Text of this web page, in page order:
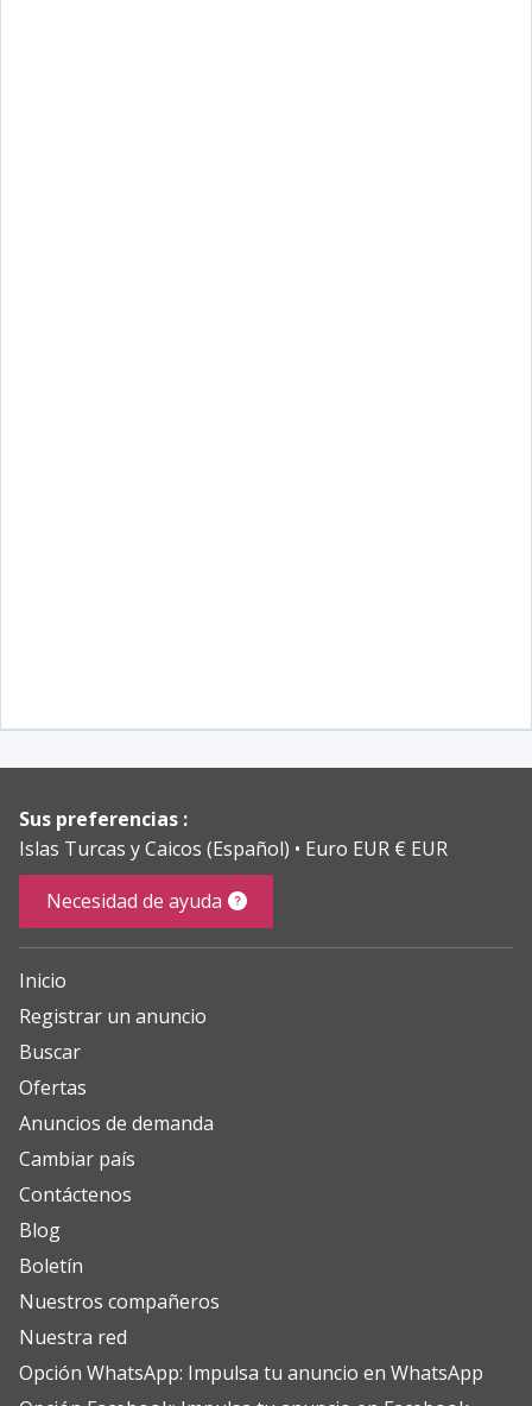
Sus preferencias :
Islas Turcas y Caicos (Español)
Euro EUR € EUR
Necesidad de ayuda
Inicio
Registrar un anuncio
Buscar
Ofertas
Anuncios de demanda
Cambiar país
Contáctenos
Blog
Boletín
Nuestros compañeros
Nuestra red
Opción WhatsApp: Impulsa tu anuncio en WhatsApp